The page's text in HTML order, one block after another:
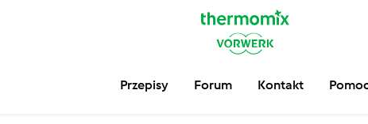
Przepisy Forum Kontakt